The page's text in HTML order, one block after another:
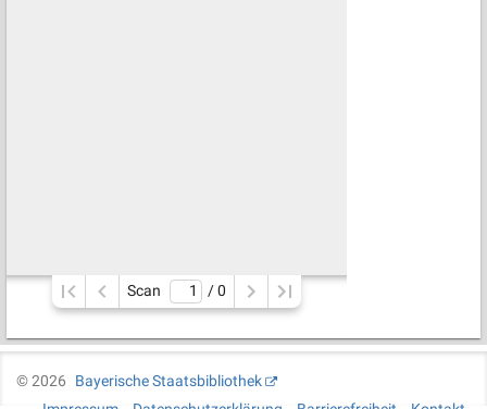
Scan / 0
©2026
Bayerische Staatsbibliothek